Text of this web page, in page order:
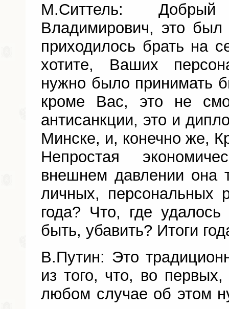
М.Ситтель:
Владимирович, это был
приходилось брать на
хотите, Ваших
нужно было принимать
кроме Вас, это не
антисанкции, это и
Минске, и, конечно же,
Непростая
внешнем давлении она
личных, персональных
года? Что, где
быть, убавить? Итоги
В.Путин: Это
из того, что, во
любом случае об этом